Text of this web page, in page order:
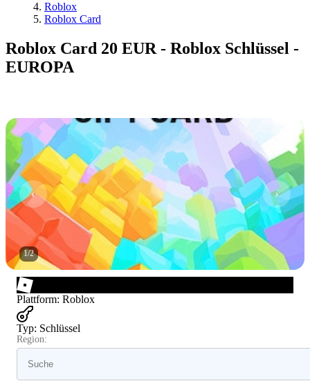
Roblox
Roblox Card
Roblox Card 20 EUR - Roblox Schlüssel -
EUROPA
1/2
Plattform: Roblox
Typ: Schlüssel
Region: